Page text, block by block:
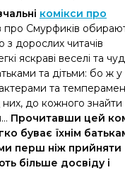
комікси про
про Смурфиків
з дорослих читачів
яскраві веселі та
та дітьми: бо ж у
та
до кожного знайти
Прочитавши цей
буває їхнім
перш ніж прийняти
більше досвіду і